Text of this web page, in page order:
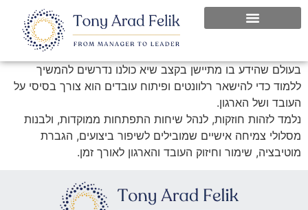
בעולם שהידע בו מתיישן בקצב שיא כולנו נדרשים להמשיך
ללמוד כדי להישאר רלוונטים ופיתוח עובדים הוא צורך בסיסי על
העובד ושל הארגון.
נלמד לזהות חוזקות, לנהל שיחות התפתחות ממוקדות, ולבנות
מסלולי צמיחה אישיים שמובילים לשיפור ביצועים, הגברת
מוטיבציה, שימור וחיזוק העובד והארגון לאורך זמן.